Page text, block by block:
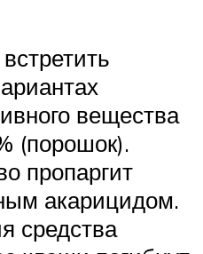
вещества
(порошок).
пропаргит
акарицидом.
средства